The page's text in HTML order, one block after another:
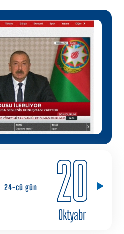
24-cü gün 20
Oktyabr